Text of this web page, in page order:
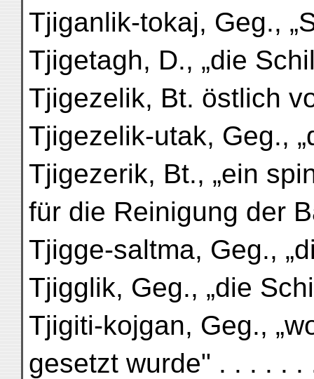
Tjiganlik-tokaj, Geg.,
Tjigetagh, D., „die
Tjigezelik, Bt. östlich
Tjigezelik-utak, Geg.,
Tjigezerik, Bt., „ein
für die Reinigung der
Tjigge-saltma, Geg.,
Tjigglik, Geg., „die
Tjigiti-kojgan, Geg.,
gesetzt wurde" . . . . . .